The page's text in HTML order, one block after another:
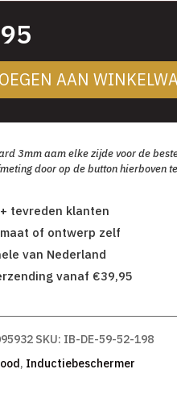
AAN
3mm aam elke zijde voor de
door op de button hierboven
tevreden klanten
of ontwerp zelf
van Nederland
vanaf €39,95
SKU: IB-DE-59-52-198
, Inductiebeschermer